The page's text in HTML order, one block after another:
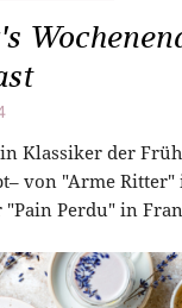
Klassiker der
von "Arme Ritter"
"Pain Perdu" in